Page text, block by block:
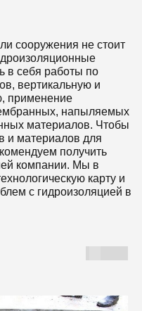
сооружения не стоит
в себя работы по
вертикальную и
применение
напыляемых
материалов. Чтобы
и материалов для
получить
компании. Мы в
карту и
с гидроизоляцией в